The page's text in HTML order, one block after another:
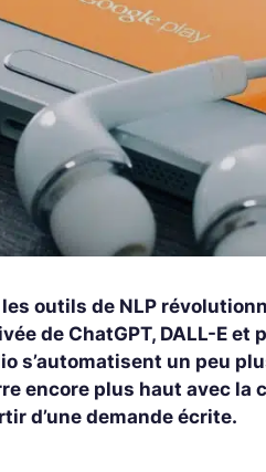
les outils de NLP
de ChatGPT, DALL-E
s’automatisent un peu
encore plus haut avec la
d’une demande écrite.